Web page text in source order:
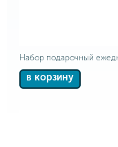
Набор подарочный
в корзину